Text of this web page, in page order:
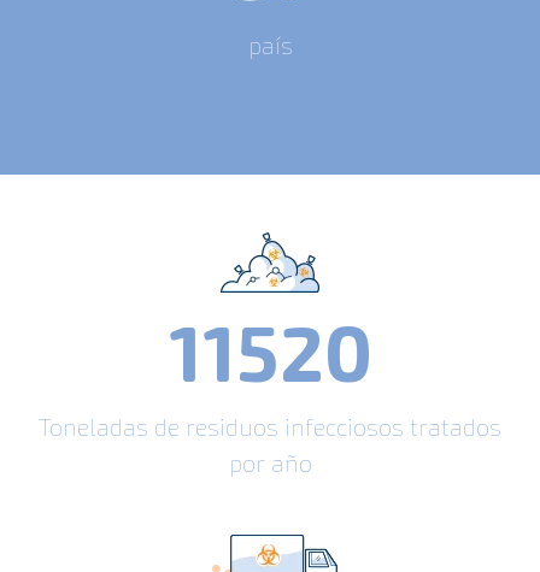
país
11520
Toneladas de residuos infecciosos tratados
por año